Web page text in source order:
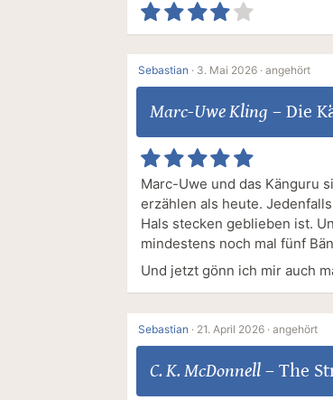
Sebastian · 3. Mai 2026 · angehört
Marc-Uwe Kling – Die
Marc-Uwe und das Känguru
erzählen als heute.
Hals stecken geblieben ist.
mindestens noch mal fünf
Und jetzt gönn ich mir auch
Sebastian · 21. April 2026 · angehört
C. K. McDonnell– The